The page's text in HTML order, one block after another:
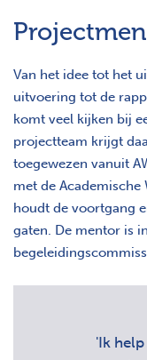
Van het idee tot het
uitvoering tot de
komt veel kijken bij
projectteam krijgt
toegewezen vanuit
met de Academische
houdt de voortgang
gaten. De mentor is
'Ik